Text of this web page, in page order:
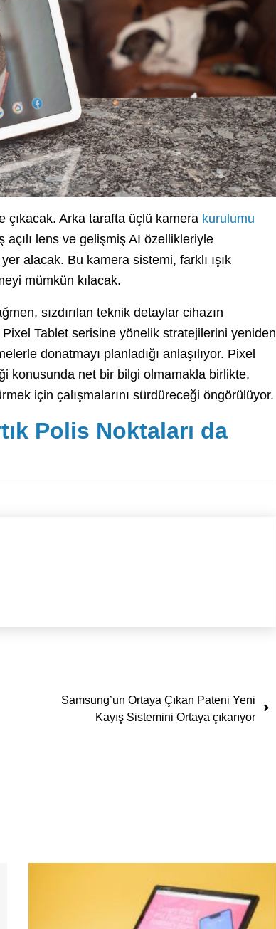
çıkacak. Arka tarafta üçlü kamera kurulumu
lens ve gelişmiş AI özellikleriyle
alacak. Bu kamera sistemi, farklı ışık
mümkün kılacak.
sızdırılan teknik detaylar cihazın
Tablet serisine yönelik stratejilerini yeniden
donatmayı planladığı anlaşılıyor. Pixel
konusunda net bir bilgi olmamakla birlikte,
için çalışmalarını sürdüreceği öngörülüyor.
Polis Noktaları da
Samsung’un Ortaya Çıkan Pateni Yeni
Kayış Sistemini Ortaya çıkarıyor